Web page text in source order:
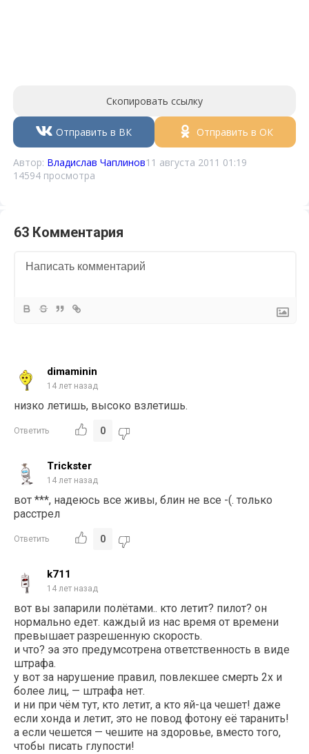
Скопировать ссылку
Отправить в ВК Отправить в ОК
Автор: Владислав Чаплинов11 августа 2011 01:19
14594 просмотра
63 Комментария
dimaminin
14 лет назад
низко летишь, высоко взлетишь.
Ответить 0
Trickster
14 лет назад
вот ***, надеюсь все живы, блин не все -(. только
расстрел
Ответить 0
k711
14 лет назад
вот вы запарили полётами.. кто летит? пилот? он
нормально едет. каждый из нас время от времени
превышает разрешенную скорость.
и что? эа это предумсотрена ответственность в виде
штрафа.
у вот за нарушение правил, повлекшее смерть 2х и
более лиц, — штрафа нет.
и ни при чём тут, кто летит, а кто яй-ца чешет! даже
если хонда и летит, это не повод фотону её таранить!
а если чешется — чешите на здоровье, вместо того,
чтобы писать глупости!